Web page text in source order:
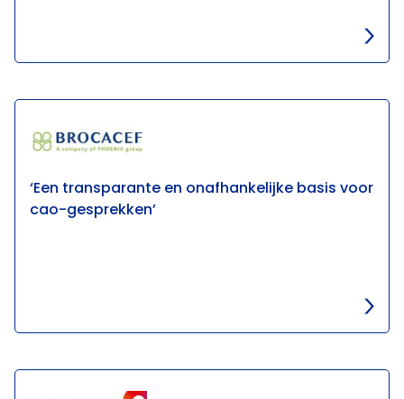
‘Een transparante en onafhankelijke basis voor
cao-gesprekken’